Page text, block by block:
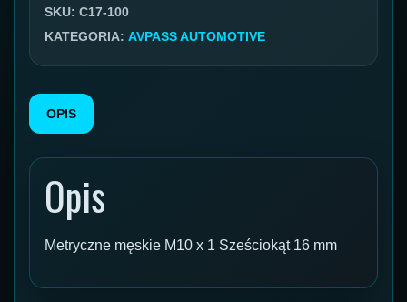
SKU: C17-100
KATEGORIA: AVPASS AUTOMOTIVE
OPIS
Opis
Metryczne męskie M10 x 1 Sześciokąt 16 mm